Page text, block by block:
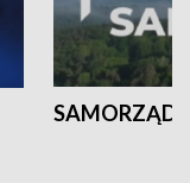
SAMORZĄD